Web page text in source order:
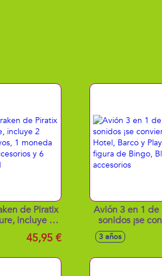
de Piratix
incluye 2
1
2
45,95 €
Avión 3 en 1 de
sonidos ¡se
Hotel, Barco
incluye figura
3 años